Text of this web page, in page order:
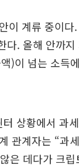
이 계류 중이다
다. 올해 안까지
)이 넘는 소득
상황에서 과
관계자는 “과
은 데다가 크립